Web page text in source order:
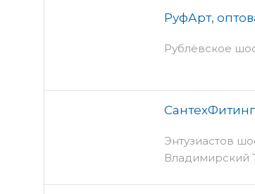
РуфАрт,
Рублёвское
Энтузиастов
Владимирский